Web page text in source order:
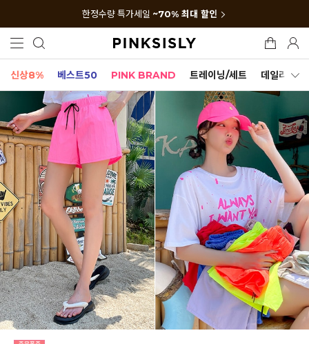
한정수량 특가세일 ~70% 최대 할인
신상8% 베스트50 PINK BRAND 트레이닝/세트 데일리세트